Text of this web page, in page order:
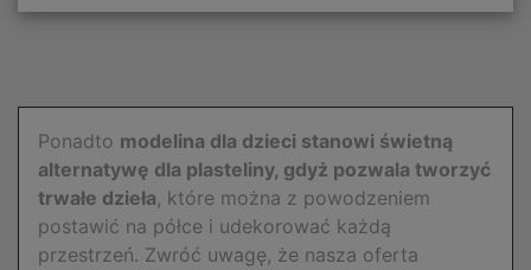
Ponadto modelina dla dzieci stanowi świetną
alternatywę dla plasteliny, gdyż pozwala tworzyć
trwałe dzieła, które można z powodzeniem
postawić na półce i udekorować każdą
przestrzeń. Zwróć uwagę, że nasza oferta